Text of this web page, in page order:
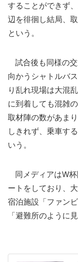
することができず
辺を徘徊し結局、
という。
試合後も同様の
向かうシャトルバ
り乱れ現場は大混
に到着しても混雑
取材陣の数があま
しきれず、乗車す
いう。
同メディアはW杯
ートをしており、
宿泊施設「ファン
「避難所のように